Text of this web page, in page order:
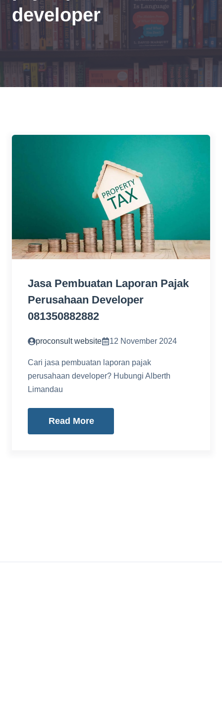
developer
Jasa Pembuatan Laporan Pajak
Perusahaan Developer
081350882882
proconsult website 12 November 2024
Cari jasa pembuatan laporan pajak
perusahaan developer? Hubungi Alberth
Limandau
Read More